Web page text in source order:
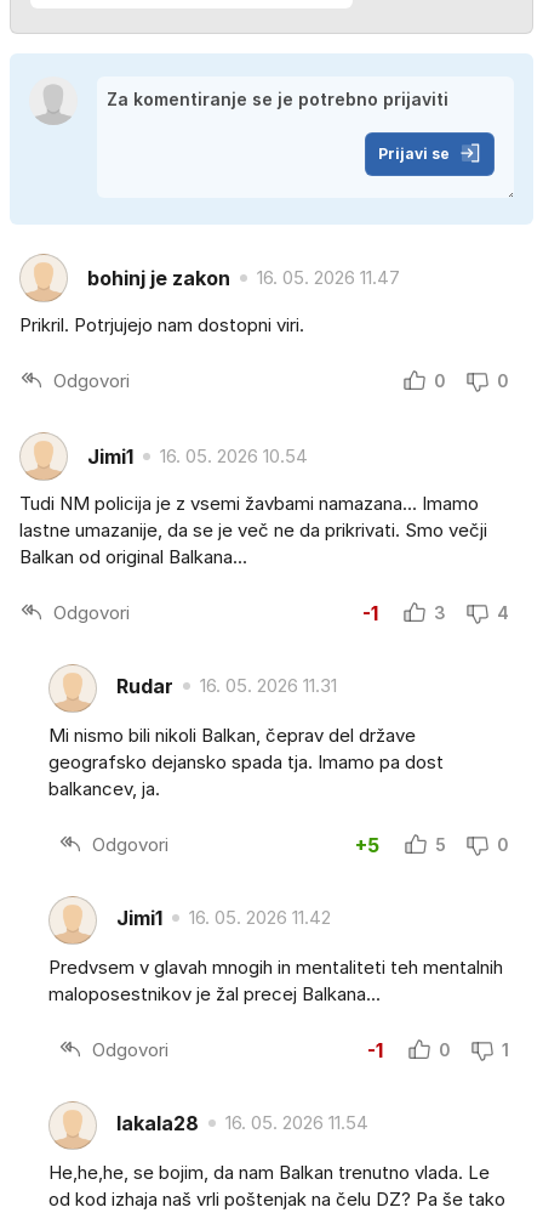
Prijavi se
bohinj je zakon 16. 05. 2026 11.47
Prikril. Potrjujejo nam dostopni viri.
Odgovori 0 0
Jimi1 16. 05. 2026 10.54
Tudi NM policija je z vsemi žavbami namazana... Imamo
lastne umazanije, da se je več ne da prikrivati. Smo večji
Balkan od original Balkana...
Odgovori -1 3 4
Rudar 16. 05. 2026 11.31
Mi nismo bili nikoli Balkan, čeprav del države
geografsko dejansko spada tja. Imamo pa dost
balkancev, ja.
Odgovori +5 5 0
Jimi1 16. 05. 2026 11.42
Predvsem v glavah mnogih in mentaliteti teh mentalnih
maloposestnikov je žal precej Balkana...
Odgovori -1 0 1
lakala28 16. 05. 2026 11.54
He,he,he, se bojim, da nam Balkan trenutno vlada. Le
od kod izhaja naš vrli poštenjak na čelu DZ? Pa še tako